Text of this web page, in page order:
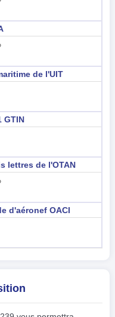
de l'UIT
GTIN
lettres de l'OTAN
d'aéronef OACI